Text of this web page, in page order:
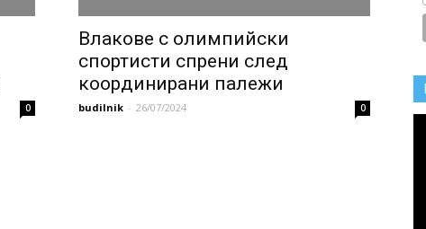
0
Влакове с олимпийски
спортисти спрени след
координирани палежи
budilnik - 26/07/2024 0